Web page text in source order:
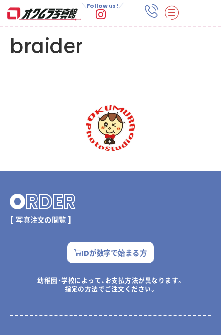
＼Follow us!／
braider
ORDER
[ 写真注文の閲覧 ]
IDが数字で始まる方
幼稚園・学校によって、お支払方法が異なります。
指定の方法でご注文ください。